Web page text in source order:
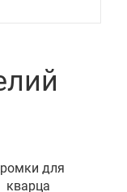
для
кварца